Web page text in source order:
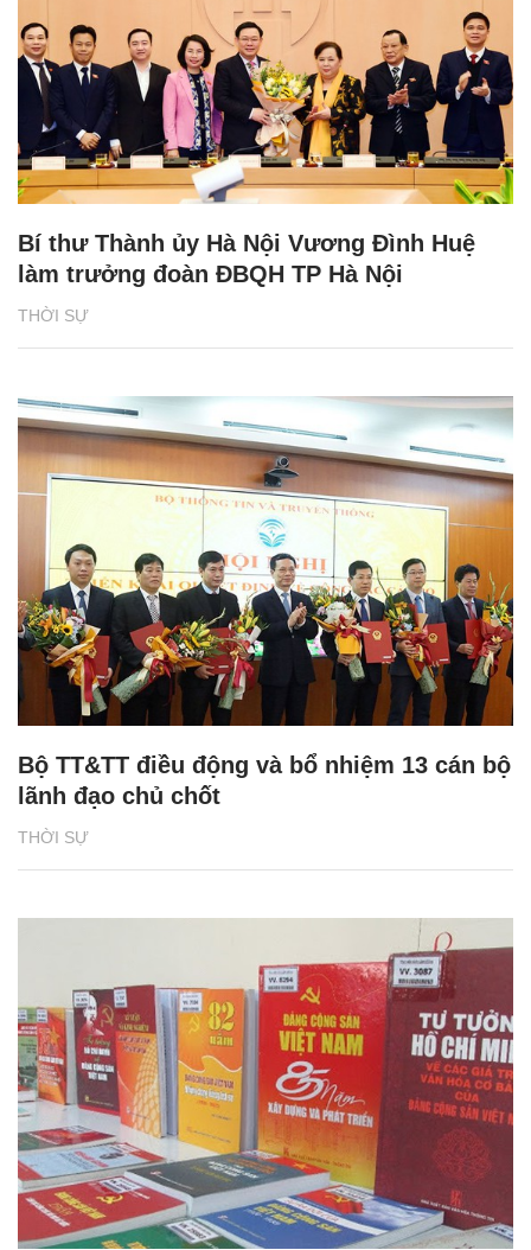
THỜI SỰ
Bí thư Thành ủy Hà Nội Vương Đình Huệ
làm trưởng đoàn ĐBQH TP Hà Nội
THỜI SỰ
Bộ TT&TT điều động và bổ nhiệm 13 cán bộ
lãnh đạo chủ chốt